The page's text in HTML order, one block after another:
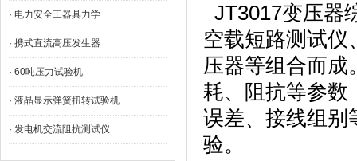
· ​电力安全工器具力学
· 携式直流高压发生器
· 60吨压力试验机
· 液晶显示弹簧扭转试验机
· 发电机交流阻抗测试仪
JT3017变压器
空载短路测试
压器等组合而成
耗、阻抗等参数
误差、接线组别
验。